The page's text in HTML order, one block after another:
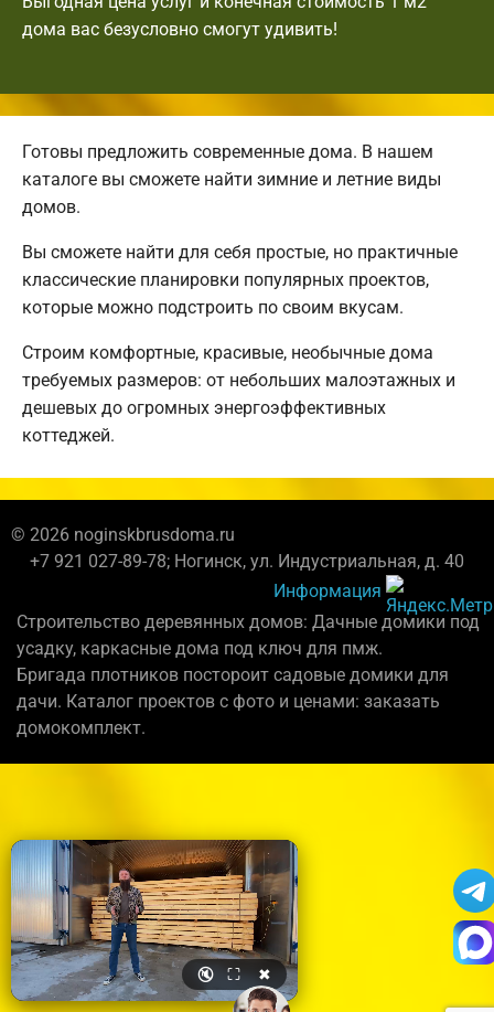
дома вас безусловно смогут удивить!
Готовы предложить современные дома. В нашем
каталоге вы сможете найти зимние и летние виды
домов.
Вы сможете найти для себя простые, но практичные
классические планировки популярных проектов,
которые можно подстроить по своим вкусам.
Строим комфортные, красивые, необычные дома
требуемых размеров: от небольших малоэтажных и
дешевых до огромных энергоэффективных
коттеджей.
© 2026 noginskbrusdoma.ru
+7 921 027-89-78; Ногинск, ул. Индустриальная, д. 40
Информация
Строительство деревянных домов: Дачные домики под
усадку, каркасные дома под ключ для пмж.
Бригада плотников постороит садовые домики для
дачи. Каталог проектов с фото и ценами: заказать
домокомплект.
🔇 ⛶ ✖